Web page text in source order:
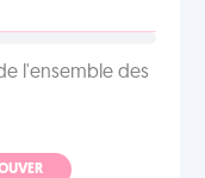
l'ensemble des